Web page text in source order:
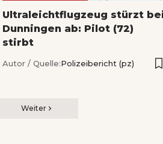
Ultraleichtflugzeug stürzt
Dunningen ab: Pilot (72)
stirbt
Autor / Quelle:Polizeibericht (pz)
Weiter